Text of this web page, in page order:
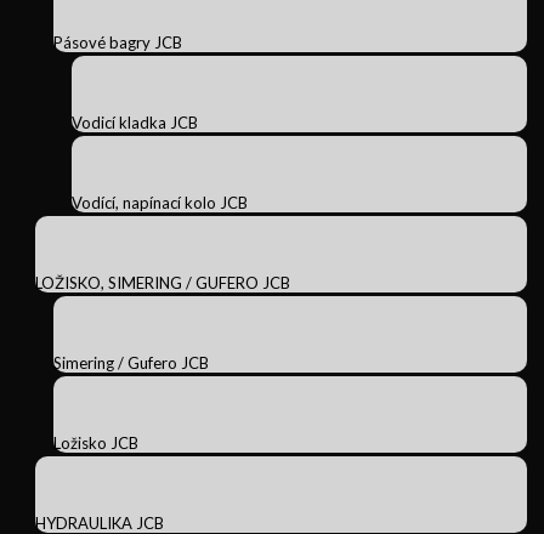
Pásové bagry JCB
Vodicí kladka JCB
Vodící, napínací kolo JCB
LOŽISKO, SIMERING / GUFERO JCB
Simering / Gufero JCB
Ložisko JCB
HYDRAULIKA JCB